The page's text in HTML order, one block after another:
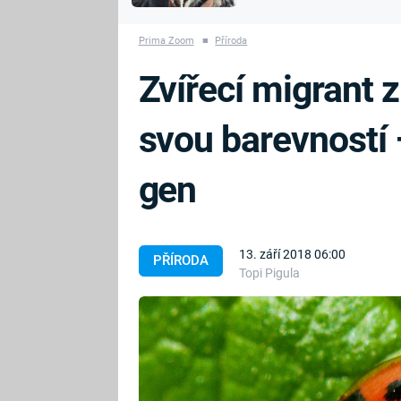
PRVNÍ SVĚTOVÁ
BRITSKÁ
KRÁLOVSKÁ
RODINA
Prima Zoom ■ Příroda
PŘÍRODA
13. září 2018 06:00
Topi Pigula
Zvířecí migrant
svou barevností
gen